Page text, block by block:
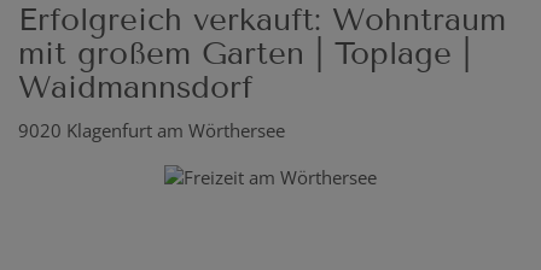
Erfolgreich verkauft: Wohntraum
mit großem Garten | Toplage |
Waidmannsdorf
9020 Klagenfurt am Wörthersee